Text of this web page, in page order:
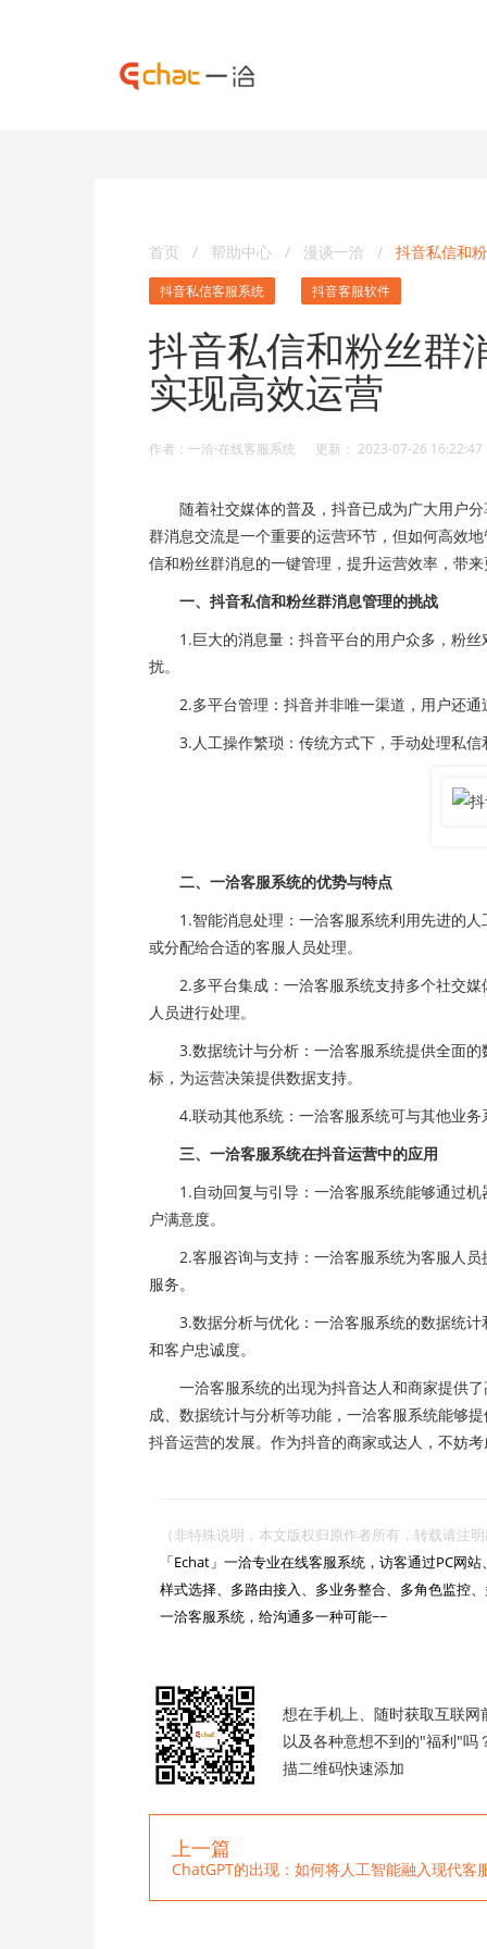
首页 / 帮助中心 / 漫谈一洽 / 抖音私信和
抖音私信客服系统 抖音客服软件
抖音私信和粉丝群
实现高效运营
作者：一洽·在线客服系统 更新： 2023-07-26 16:22:47
随着社交媒体的普及，抖音已成为广大用户分
群消息交流是一个重要的运营环节，但如何高效
信和粉丝群消息的一键管理，提升运营效率，带
一、抖音私信和粉丝群消息管理的挑战
1.巨大的消息量：抖音平台的用户众多，粉丝
扰。
2.多平台管理：抖音并非唯一渠道，用户还通
3.人工操作繁琐：传统方式下，手动处理私信
二、一洽客服系统的优势与特点
1.智能消息处理：一洽客服系统利用先进的人
或分配给合适的客服人员处理。
2.多平台集成：一洽客服系统支持多个社交媒
人员进行处理。
3.数据统计与分析：一洽客服系统提供全面的
标，为运营决策提供数据支持。
4.联动其他系统：一洽客服系统可与其他业务
三、一洽客服系统在抖音运营中的应用
1.自动回复与引导：一洽客服系统能够通过机
户满意度。
2.客服咨询与支持：一洽客服系统为客服人员
服务。
3.数据分析与优化：一洽客服系统的数据统计
和客户忠诚度。
一洽客服系统的出现为抖音达人和商家提供了
成、数据统计与分析等功能，一洽客服系统能够
抖音运营的发展。作为抖音的商家或达人，不妨
（非特殊说明，本文版权归原作者所有，转载请
「Echat」一洽专业在线客服系统，访客通过PC网
样式选择、多路由接入、多业务整合、多角色监控
一洽客服系统，给沟通多一种可能~~
想在手机上、随时获取互联网
以及各种意想不到的"福利"吗
描二维码快速添加
上一篇